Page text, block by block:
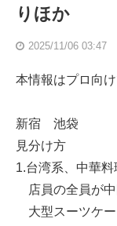
りほか
2025/11/06 03:47
本情報はプロ向
新宿 池袋
見分け方
1.台湾系、中華料
店員の全員が中
大型スーツケー